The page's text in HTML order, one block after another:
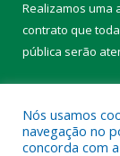
Realizamos uma
contrato que
pública serão
Nós usamos
navegação no
concorda com